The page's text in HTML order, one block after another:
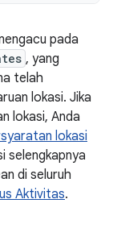
pada
, yang
telah
lokasi. Jika
lokasi, Anda
lokasi
selengkapnya
di seluruh
Aktivitas.